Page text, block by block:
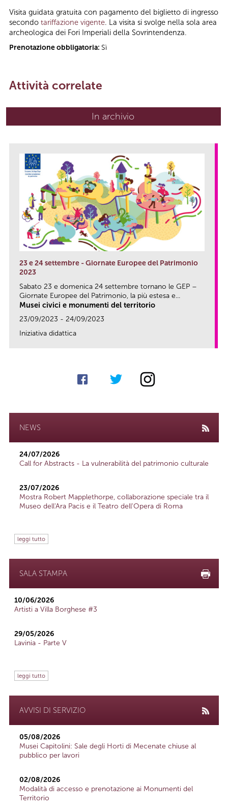
Visita guidata gratuita con pagamento del biglietto di ingresso
secondo tariffazione vigente. La visita si svolge nella sola area
archeologica dei Fori Imperiali della Sovrintendenza.
Prenotazione obbligatoria: Sì
Attività correlate
In archivio
23 e 24 settembre - Giornate Europee del Patrimonio
2023
Sabato 23 e domenica 24 settembre tornano le GEP –
Giornate Europee del Patrimonio, la più estesa e...
Musei civici e monumenti del territorio
23/09/2023 - 24/09/2023
Iniziativa didattica
NEWS
24/07/2026
Call for Abstracts - La vulnerabilità del patrimonio culturale
23/07/2026
Mostra Robert Mapplethorpe, collaborazione speciale tra il
Museo dell'Ara Pacis e il Teatro dell'Opera di Roma
leggi tutto
SALA STAMPA
10/06/2026
Artisti a Villa Borghese #3
29/05/2026
Lavinia - Parte V
leggi tutto
AVVISI DI SERVIZIO
05/08/2026
Musei Capitolini: Sale degli Horti di Mecenate chiuse al
pubblico per lavori
02/08/2026
Modalità di accesso e prenotazione ai Monumenti del
Territorio